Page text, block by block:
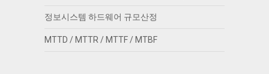
정보시스템 하드웨어 규모산정
MTTD / MTTR / MTTF / MTBF